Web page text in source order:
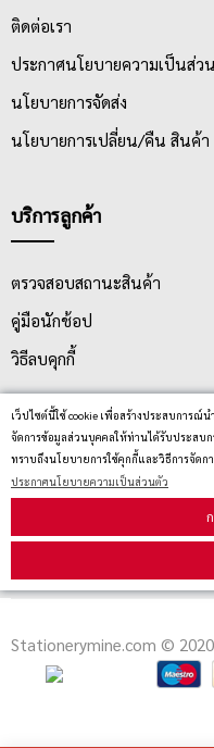
เว็ปไซต์นี้ใช้ cookie เพื่อสร้างประสบการณ์
จัดการข้อมูลส่วนบุคคลให้ท่านได้รับประสบก
ทราบถึงนโยบายการใช้คุกกี้และวิธีการจัดก
ประกาศนโยบายความเป็นส่วนตัว
ติดต่อเรา
ประกาศนโยบายความเป็นส่ว
นโยบายการจัดส่ง
นโยบายการเปลี่ยน/คืน สินค้า
บริการลูกค้า
ตรวจสอบสถานะสินค้า
คู่มือนักช้อป
วิธีลบคุกกี้
สมัครรับข่าวสาร
Stationerymine.com © 2020